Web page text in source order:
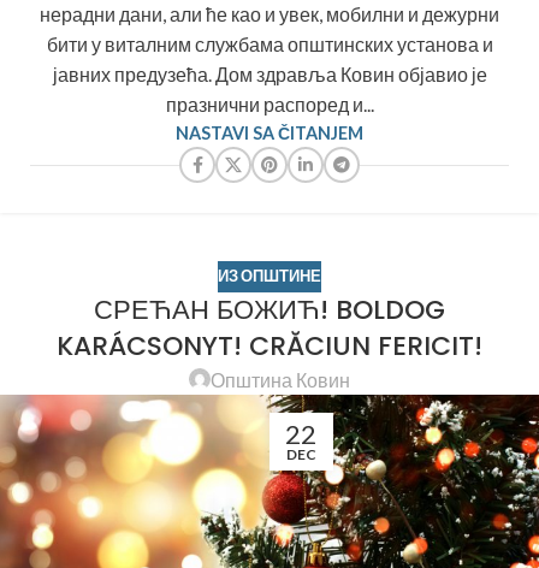
нерадни дани, али ће као и увек, мобилни и дежурни
бити у виталним службама општинских установа и
јавних предузећа. Дом здравља Ковин објавио је
празнични распоред и...
NASTAVI SA ČITANJEM
ИЗ ОПШТИНЕ
СРЕЋАН БОЖИЋ! BOLDOG
KARÁCSONYT! CRĂCIUN FERICIT!
Општина Ковин
22
DEC